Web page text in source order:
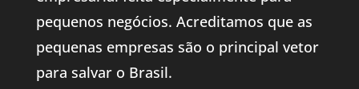
pequenos negócios. Acreditamos que as
pequenas empresas são o principal vetor
para salvar o Brasil.